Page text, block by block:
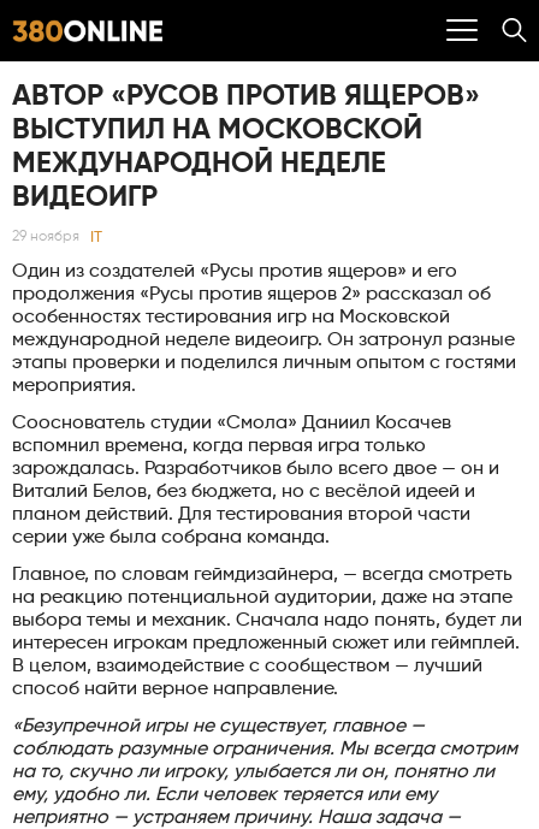
АВТОР «РУСОВ ПРОТИВ ЯЩЕРОВ»
ВЫСТУПИЛ НА МОСКОВСКОЙ
МЕЖДУНАРОДНОЙ НЕДЕЛЕ
ВИДЕОИГР
29 ноября IT
Один из создателей «Русы против ящеров» и его
продолжения «Русы против ящеров 2» рассказал об
особенностях тестирования игр на Московской
международной неделе видеоигр. Он затронул разные
этапы проверки и поделился личным опытом с гостями
мероприятия.
Сооснователь студии «Смола» Даниил Косачев
вспомнил времена, когда первая игра только
зарождалась. Разработчиков было всего двое — он и
Виталий Белов, без бюджета, но с весёлой идеей и
планом действий. Для тестирования второй части
серии уже была собрана команда.
Главное, по словам геймдизайнера, — всегда смотреть
на реакцию потенциальной аудитории, даже на этапе
выбора темы и механик. Сначала надо понять, будет ли
интересен игрокам предложенный сюжет или геймплей.
В целом, взаимодействие с сообществом — лучший
способ найти верное направление.
«Безупречной игры не существует, главное —
соблюдать разумные ограничения. Мы всегда смотрим
на то, скучно ли игроку, улыбается ли он, понятно ли
ему, удобно ли. Если человек теряется или ему
неприятно — устраняем причину. Наша задача —